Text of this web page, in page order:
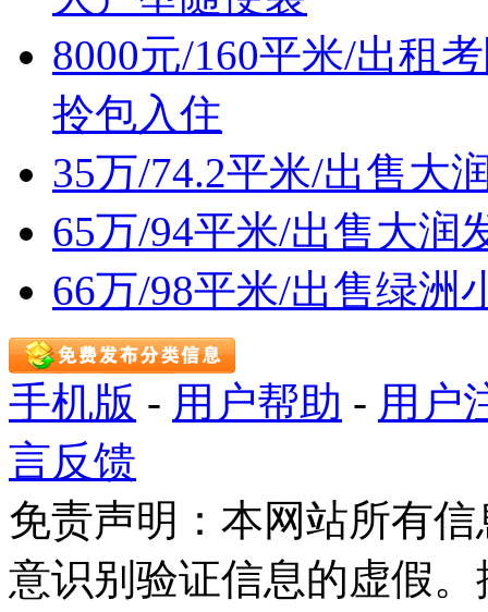
8000元/160平米/出租
拎包入住
35万/74.2平米/出售大
65万/94平米/出售大润
66万/98平米/出售绿洲
手机版 - 用户帮助 - 用户
言反馈
免责声明：本网站所有
意识别验证信息的虚假